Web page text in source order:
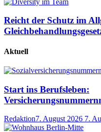
Reicht der Schutz im
Aktuell
Start ins Berufsleben:
Redaktion7. August 2026 7.